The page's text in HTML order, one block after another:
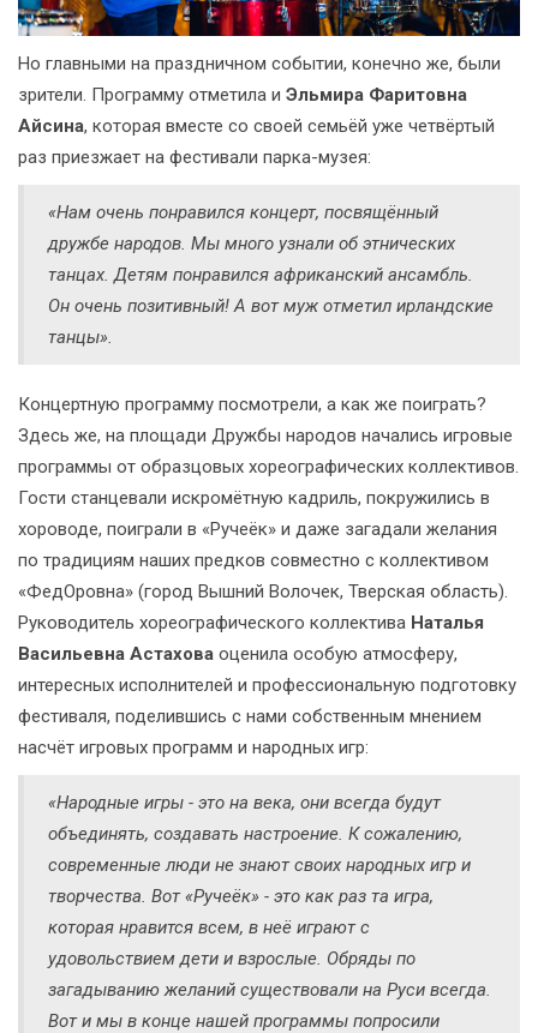
Но главными на праздничном событии, конечно же, были
зрители. Программу отметила и Эльмира Фаритовна
Айсина, которая вместе со своей семьёй уже четвёртый
раз приезжает на фестивали парка-музея:
«Нам очень понравился концерт, посвящённый
дружбе народов. Мы много узнали об этнических
танцах. Детям понравился африканский ансамбль.
Он очень позитивный! А вот муж отметил ирландские
танцы».
Концертную программу посмотрели, а как же поиграть?
Здесь же, на площади Дружбы народов начались игровые
программы от образцовых хореографических коллективов.
Гости станцевали искромётную кадриль, покружились в
хороводе, поиграли в «Ручеёк» и даже загадали желания
по традициям наших предков совместно с коллективом
«ФедОровна» (город Вышний Волочек, Тверская область).
Руководитель хореографического коллектива Наталья
Васильевна Астахова оценила особую атмосферу,
интересных исполнителей и профессиональную подготовку
фестиваля, поделившись с нами собственным мнением
насчёт игровых программ и народных игр:
«Народные игры - это на века, они всегда будут
объединять, создавать настроение. К сожалению,
современные люди не знают своих народных игр и
творчества. Вот «Ручеёк» - это как раз та игра,
которая нравится всем, в неё играют с
удовольствием дети и взрослые. Обряды по
загадыванию желаний существовали на Руси всегда.
Вот и мы в конце нашей программы попросили